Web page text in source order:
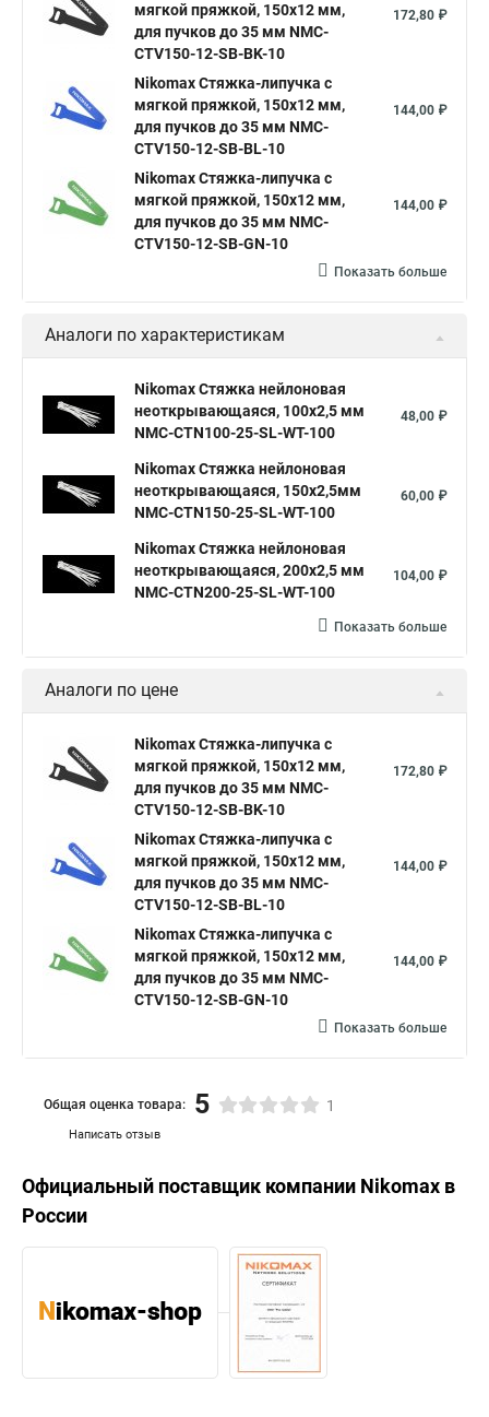
мягкой пряжкой, 150х12 мм,
для пучков до 35 мм NMC-
CTV150-12-SB-BK-10
172,80 ₽
Nikomax Стяжка-липучка с
мягкой пряжкой, 150х12 мм,
для пучков до 35 мм NMC-
CTV150-12-SB-BL-10
144,00 ₽
Nikomax Стяжка-липучка с
мягкой пряжкой, 150х12 мм,
для пучков до 35 мм NMC-
CTV150-12-SB-GN-10
144,00 ₽
Показать больше
Аналоги по характеристикам
Nikomax Стяжка нейлоновая
неоткрывающаяся, 100х2,5 мм
NMC-CTN100-25-SL-WT-100
48,00 ₽
Nikomax Стяжка нейлоновая
неоткрывающаяся, 150х2,5мм
NMC-CTN150-25-SL-WT-100
60,00 ₽
Nikomax Стяжка нейлоновая
неоткрывающаяся, 200х2,5 мм
NMC-CTN200-25-SL-WT-100
104,00 ₽
Показать больше
Аналоги по цене
Nikomax Стяжка-липучка с
мягкой пряжкой, 150х12 мм,
для пучков до 35 мм NMC-
CTV150-12-SB-BK-10
172,80 ₽
Nikomax Стяжка-липучка с
мягкой пряжкой, 150х12 мм,
для пучков до 35 мм NMC-
CTV150-12-SB-BL-10
144,00 ₽
Nikomax Стяжка-липучка с
мягкой пряжкой, 150х12 мм,
для пучков до 35 мм NMC-
CTV150-12-SB-GN-10
144,00 ₽
Показать больше
Написать отзыв
Общая оценка товара: 5 1
Официальный поставщик компании Nikomax в
России